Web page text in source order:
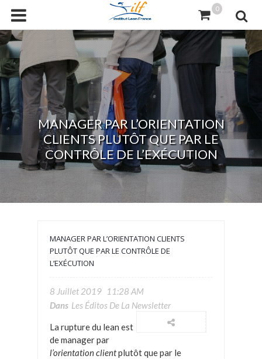
0
MANAGER PAR L’ORIENTATION
CLIENTS PLUTÔT QUE PAR LE
CONTRÔLE DE L’EXÉCUTION
MANAGER PAR L’ORIENTATION CLIENTS
PLUTÔT QUE PAR LE CONTRÔLE DE
L’EXÉCUTION
8 Juillet 2019 11:28 AM
Dans Les Éditos De La Newsletter
La rupture du lean est
de manager par
l’orientation clientplutôt que par le